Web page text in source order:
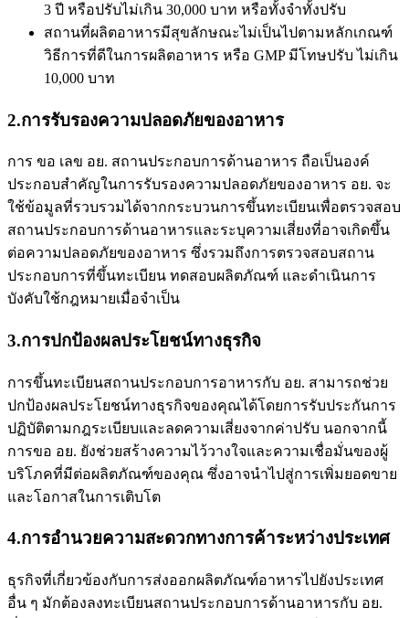
3 ปี หรือปรับไม่เกิน 30,000 บาท หรือทั้งจำทั้งปรับ
สถานที่ผลิตอาหารมีสุขลักษณะไม่เป็นไปตามหลักเกณฑ์
วิธีการที่ดีในการผลิตอาหาร หรือ GMP มีโทษปรับ ไม่เกิน
10,000 บาท
2.การรับรองความปลอดภัยของอาหาร
การ ขอ เลข อย. สถานประกอบการด้านอาหาร ถือเป็นองค์
ประกอบสำคัญในการรับรองความปลอดภัยของอาหาร อย. จะ
ใช้ข้อมูลที่รวบรวมได้จากกระบวนการขึ้นทะเบียนเพื่อตรวจสอบ
สถานประกอบการด้านอาหารและระบุความเสี่ยงที่อาจเกิดขึ้น
ต่อความปลอดภัยของอาหาร ซึ่งรวมถึงการตรวจสอบสถาน
ประกอบการที่ขึ้นทะเบียน ทดสอบผลิตภัณฑ์ และดำเนินการ
บังคับใช้กฎหมายเมื่อจำเป็น
3.การปกป้องผลประโยชน์ทางธุรกิจ
การขึ้นทะเบียนสถานประกอบการอาหารกับ อย. สามารถช่วย
ปกป้องผลประโยชน์ทางธุรกิจของคุณได้โดยการรับประกันการ
ปฏิบัติตามกฎระเบียบและลดความเสี่ยงจากค่าปรับ นอกจากนี้
การขอ อย. ยังช่วยสร้างความไว้วางใจและความเชื่อมั่นของผู้
บริโภคที่มีต่อผลิตภัณฑ์ของคุณ ซึ่งอาจนำไปสู่การเพิ่มยอดขาย
และโอกาสในการเติบโต
4.การอำนวยความสะดวกทางการค้าระหว่างประเทศ
ธุรกิจที่เกี่ยวข้องกับการส่งออกผลิตภัณฑ์อาหารไปยังประเทศ
อื่น ๆ มักต้องลงทะเบียนสถานประกอบการด้านอาหารกับ อย.